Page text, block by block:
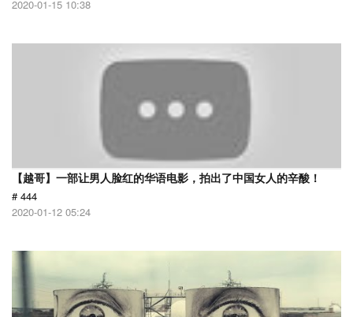
2020-01-15 10:38
【越哥】一部让男人脸红的华语电影，拍出了中国女人的辛酸！
# 444
2020-01-12 05:24